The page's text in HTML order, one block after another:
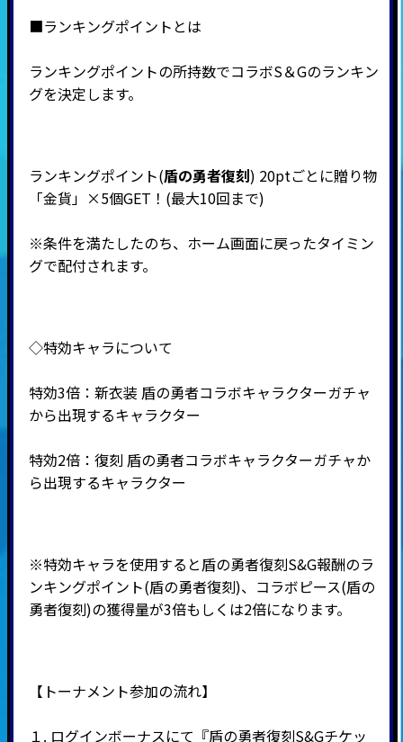
■ランキングポイントとは
ランキングポイントの所持数でコラボS＆Gのランキン
グを決定します。
ランキングポイント(盾の勇者復刻) 20ptごとに贈り物
「金貨」×5個GET！(最大10回まで)
※条件を満たしたのち、ホーム画面に戻ったタイミン
グで配付されます。
◇特効キャラについて
特効3倍：新衣装 盾の勇者コラボキャラクターガチャ
から出現するキャラクター
特効2倍：復刻 盾の勇者コラボキャラクターガチャか
ら出現するキャラクター
※特効キャラを使用すると盾の勇者復刻S&G報酬のラ
ンキングポイント(盾の勇者復刻)、コラボピース(盾の
勇者復刻)の獲得量が3倍もしくは2倍になります。
【トーナメント参加の流れ】
１. ログインボーナスにて『盾の勇者復刻S&Gチケッ